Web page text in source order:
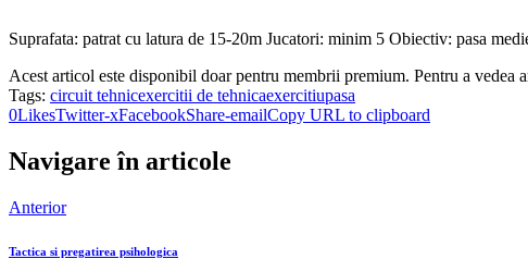
Suprafata: patrat cu latura de 15-20m Jucatori: minim 5 Obiectiv: pasa
Acest articol este disponibil doar pentru membrii premium. Pentru a vedea
Tags: circuit tehnicexercitii de tehnicaexercitiupasa
0LikesTwitter-xFacebookShare-emailCopy URL to clipboard
Navigare în articole
Anterior
Tactica si pregatirea psihologica